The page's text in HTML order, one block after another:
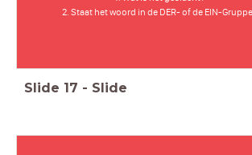
2. Staat het woord in de DER- of de EIN-
Slide 17 - Slide